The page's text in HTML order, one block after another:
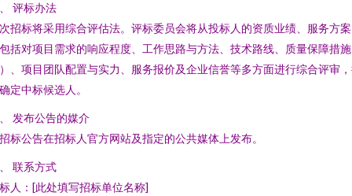
评标办法
招标将采用综合评估法。评标委员会将从投标人的资质业绩、服务方案
括对项目需求的响应程度、工作思路与方法、技术路线、质量保障措施
、项目团队配置与实力、服务报价及企业信誉等多方面进行综合评审
定中标候选人。
发布公告的媒介
标公告在招标人官方网站及指定的公共媒体上发布。
联系方式
人：[此处填写招标单位名称]